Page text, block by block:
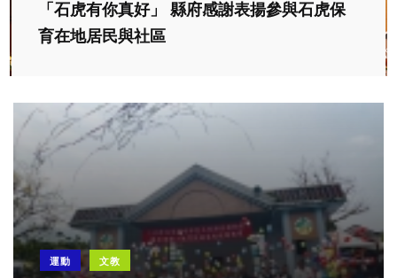
「石虎有你真好」 縣府感謝表揚參與石虎保
育在地居民與社區
運動 文教